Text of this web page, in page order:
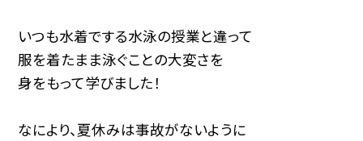
いつも水着でする水泳の授業と違って
服を着たまま泳ぐことの大変さを
身をもって学びました！
なにより、夏休みは事故がないように